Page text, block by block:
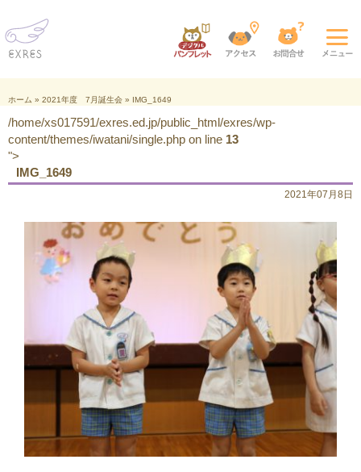
ホーム » 2021年度 7月誕生会 » IMG_1649
/home/xs017591/exres.ed.jp/public_html/exres/wp-
content/themes/iwatani/single.php on line 13
">
IMG_1649
2021年07月8日